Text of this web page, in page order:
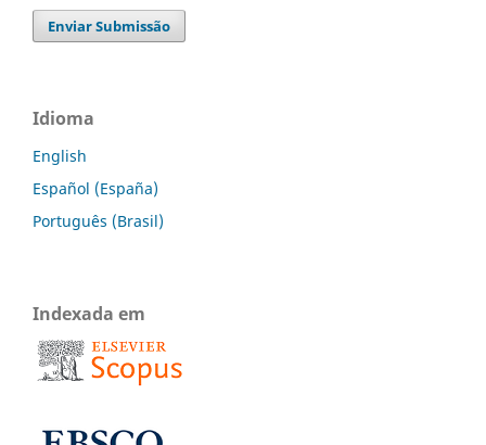
Enviar Submissão
Idioma
English
Español (España)
Português (Brasil)
Indexada em